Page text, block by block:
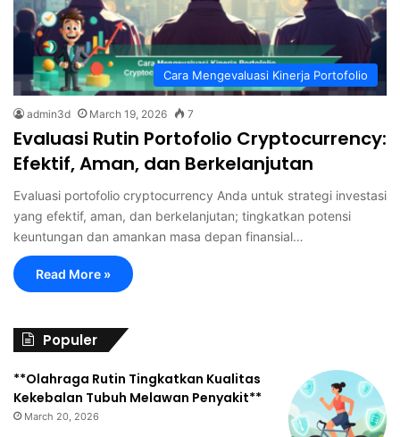
Cara Mengevaluasi Kinerja Portofolio
admin3d March 19, 2026 7
Evaluasi Rutin Portofolio Cryptocurrency:
Efektif, Aman, dan Berkelanjutan
Evaluasi portofolio cryptocurrency Anda untuk strategi investasi
yang efektif, aman, dan berkelanjutan; tingkatkan potensi
keuntungan dan amankan masa depan finansial…
Read More »
Populer
**Olahraga Rutin Tingkatkan Kualitas
Kekebalan Tubuh Melawan Penyakit**
March 20, 2026